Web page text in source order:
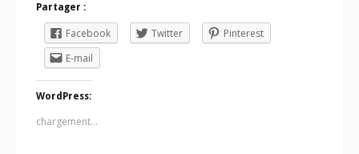
Partager :
Facebook Twitter
Pinterest
E-mail
WordPress:
chargement…